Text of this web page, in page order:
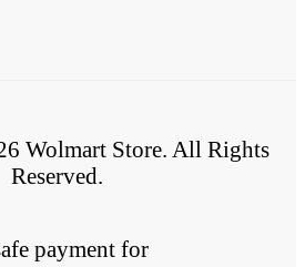
Wolmart Store. All Rights
Reserved.
payment for